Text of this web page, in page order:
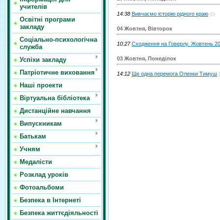
учителів
Освітні програми
закладу
Соціально-психологічна
служба
Успіхи закладу
Патріотичне виховання
Наші проекти
Віртуальна бібліотека
Дистанційне навчання
Випускникам
Батькам
Учням
Медалісти
Розклад уроків
Фотоальбоми
Безпека в Інтернеті
Безпека життєдіяльності
14:38 Вивчаємо історію рідного краю (0)
04 Жовтня, Вівторок
10:27 Сходження на Говерлу. Жовтень
03 Жовтня, Понеділок
14:12 Ще одна перемога Оленки Тимуш